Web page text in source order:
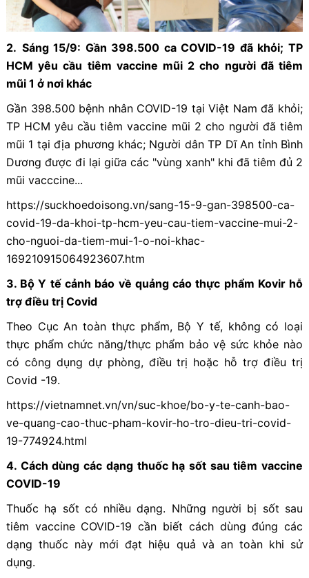
2. Sáng 15/9: Gần 398.500 ca COVID-19 đã khỏi; TP
HCM yêu cầu tiêm vaccine mũi 2 cho người đã tiêm
mũi 1 ở nơi khác
Gần 398.500 bệnh nhân COVID-19 tại Việt Nam đã khỏi;
TP HCM yêu cầu tiêm vaccine mũi 2 cho người đã tiêm
mũi 1 tại địa phương khác; Người dân TP Dĩ An tỉnh Bình
Dương được đi lại giữa các "vùng xanh" khi đã tiêm đủ 2
mũi vacccine...
https://suckhoedoisong.vn/sang-15-9-gan-398500-ca-
covid-19-da-khoi-tp-hcm-yeu-cau-tiem-vaccine-mui-2-
cho-nguoi-da-tiem-mui-1-o-noi-khac-
169210915064923607.htm
3. Bộ Y tế cảnh báo về quảng cáo thực phẩm Kovir hỗ
trợ điều trị Covid
Theo Cục An toàn thực phẩm, Bộ Y tế, không có loại
thực phẩm chức năng/thực phẩm bảo vệ sức khỏe nào
có công dụng dự phòng, điều trị hoặc hỗ trợ điều trị
Covid -19.
https://vietnamnet.vn/vn/suc-khoe/bo-y-te-canh-bao-
ve-quang-cao-thuc-pham-kovir-ho-tro-dieu-tri-covid-
19-774924.html
4. Cách dùng các dạng thuốc hạ sốt sau tiêm vaccine
COVID-19
Thuốc hạ sốt có nhiều dạng. Những người bị sốt sau
tiêm vaccine COVID-19 cần biết cách dùng đúng các
dạng thuốc này mới đạt hiệu quả và an toàn khi sử
dụng.